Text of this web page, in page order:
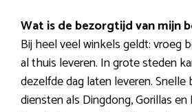
Wat is de bezorgtijd van mijn
Bij heel veel winkels geldt: vroeg
al thuis leveren. In grote steden
dezelfde dag laten leveren.
diensten als Dingdong, Gorillas